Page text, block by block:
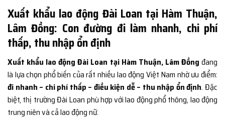
Xuất khẩu lao động Đài Loan tại Hàm Thuận,
Lâm Đồng: Con đường đi làm nhanh, chi phí
thấp, thu nhập ổn định
Xuất khẩu lao động Đài Loan tại Hàm Thuận, Lâm Đồng đang
là lựa chọn phổ biến của rất nhiều lao động Việt Nam nhờ ưu điểm:
đi nhanh – chi phí thấp – điều kiện dễ – thu nhập ổn định. Đặc
biệt, thị trường Đài Loan phù hợp với lao động phổ thông, lao động
trung niên và cả lao động nữ.